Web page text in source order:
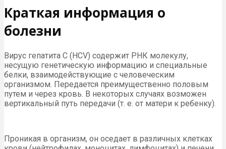
Краткая информация о
болезни
Вирус гепатита С (HCV) содержит РНК молекулу,
несущую генетическую информацию и специальные
белки, взаимодействующие с человеческим
организмом. Передается преимущественно половым
путем и через кровь. В некоторых случаях возможен
вертикальный путь передачи (т. е. от матери к ребенку).
Проникая в организм, он оседает в различных клетках